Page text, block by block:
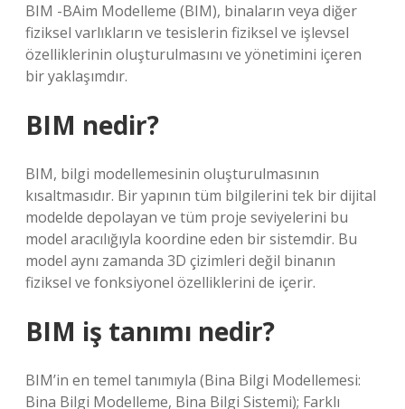
BIM -BAim Modelleme (BIM), binaların veya diğer
fiziksel varlıkların ve tesislerin fiziksel ve işlevsel
özelliklerinin oluşturulmasını ve yönetimini içeren
bir yaklaşımdır.
BIM nedir?
BIM, bilgi modellemesinin oluşturulmasının
kısaltmasıdır. Bir yapının tüm bilgilerini tek bir dijital
modelde depolayan ve tüm proje seviyelerini bu
model aracılığıyla koordine eden bir sistemdir. Bu
model aynı zamanda 3D çizimleri değil binanın
fiziksel ve fonksiyonel özelliklerini de içerir.
BIM iş tanımı nedir?
BIM’in en temel tanımıyla (Bina Bilgi Modellemesi:
Bina Bilgi Modelleme, Bina Bilgi Sistemi); Farklı